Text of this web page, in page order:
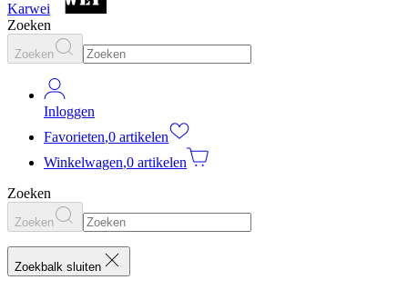
Karwei
Zoeken
Zoeken
Inloggen
Favorieten,0 artikelen
Winkelwagen,0 artikelen
Zoeken
Zoeken
Zoekbalk sluiten